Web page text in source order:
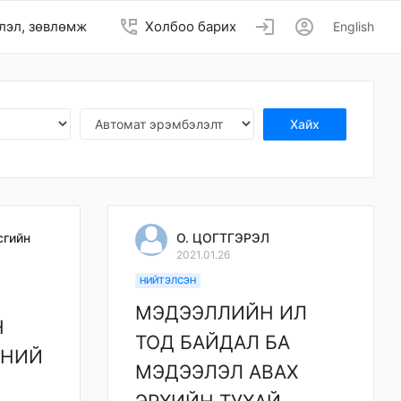
зөвлөмж perm_phone_msg Холбоо барих login account_circle English
Хайх
О. ЦОГТГЭРЭЛ
2021.01.26
НИЙТЭЛСЭН
МЭДЭЭЛЛИЙН ИЛ
ТОД БАЙДАЛ БА
МЭДЭЭЛЭЛ АВАХ